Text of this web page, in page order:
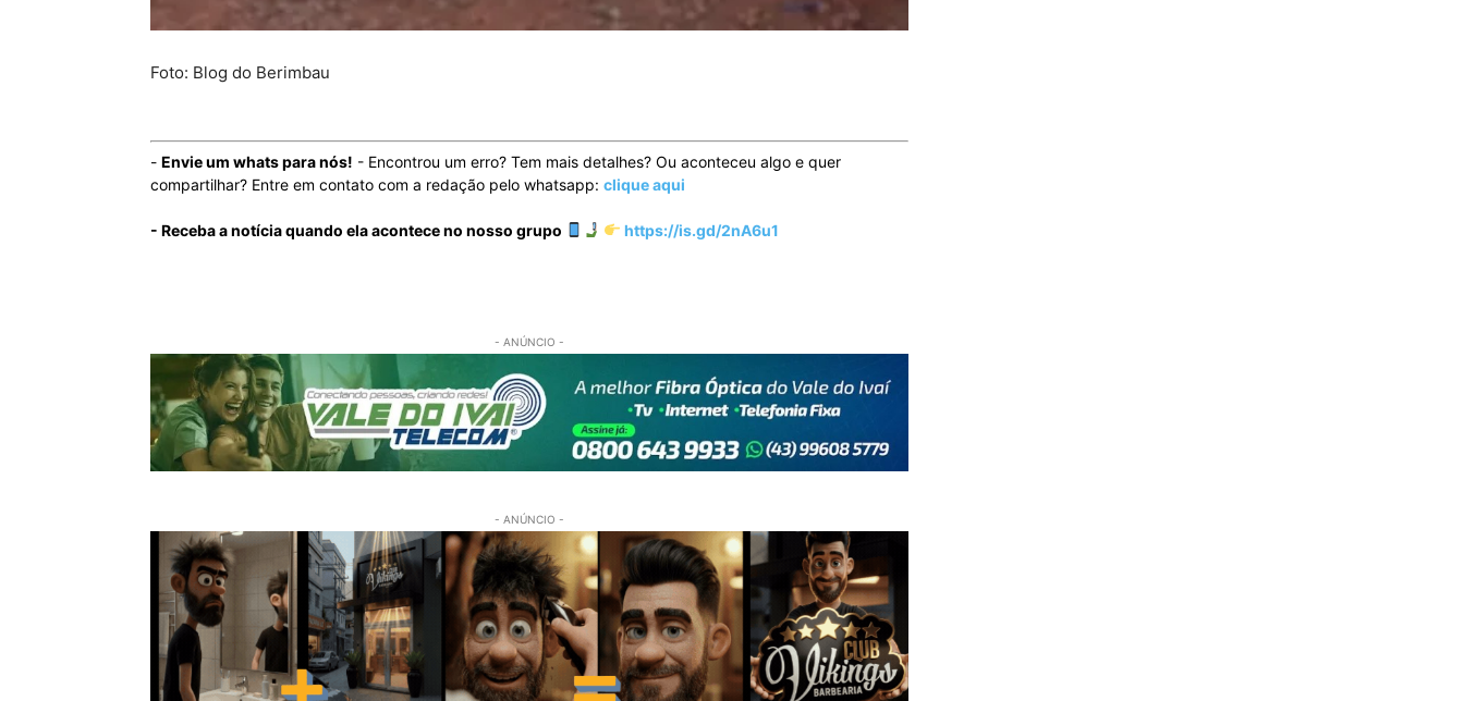
Foto: Blog do Berimbau
- Envie um whats para nós! - Encontrou um erro? Tem mais detalhes? Ou aconteceu algo e quer
compartilhar? Entre em contato com a redação pelo whatsapp: clique aqui
- Receba a notícia quando ela acontece no nosso grupo https://is.gd/2nA6u1
- ANÚNCIO -
- ANÚNCIO -